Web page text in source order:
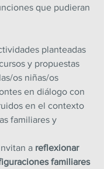
que pudieran
planteadas
y propuestas
os niñas/os
en diálogo con
en el contexto
familiares y
a reflexionar
familiares